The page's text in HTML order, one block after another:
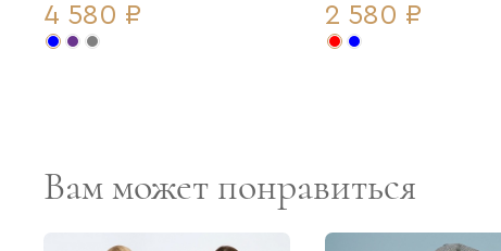
4 580 ₽ 2 580 ₽
Вам может понравиться